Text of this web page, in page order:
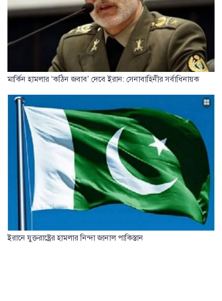
মার্কিন হামলার ‘কঠিন জবাব’ দেবে ইরান: সেনাবাহিনীর সর্বাধিনায়ক
ইরানে যুক্তরাষ্ট্রের হামলার নিন্দা জানাল পাকিস্তান